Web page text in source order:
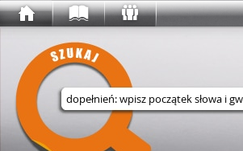
Wyszukaj w serwisie